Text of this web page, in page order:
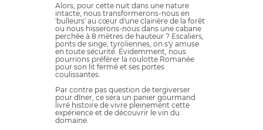
Alors, pour cette nuit dans une nature
intacte, nous transformerons-nous en
'bulleurs' au cœur d'une clairière de la forêt
ou nous hisserons-nous dans une cabane
perchée à 8 mètres de hauteur ? Escaliers,
ponts de singe, tyroliennes, on s'y amuse
en toute sécurité. Évidemment, nous
pourrions préférer la roulotte Romanée
pour son lit fermé et ses portes
coulissantes.
Par contre pas question de tergiverser
pour dîner, ce sera un panier gourmand
livré histoire de vivre pleinement cette
expérience et de découvrir le vin du
domaine.